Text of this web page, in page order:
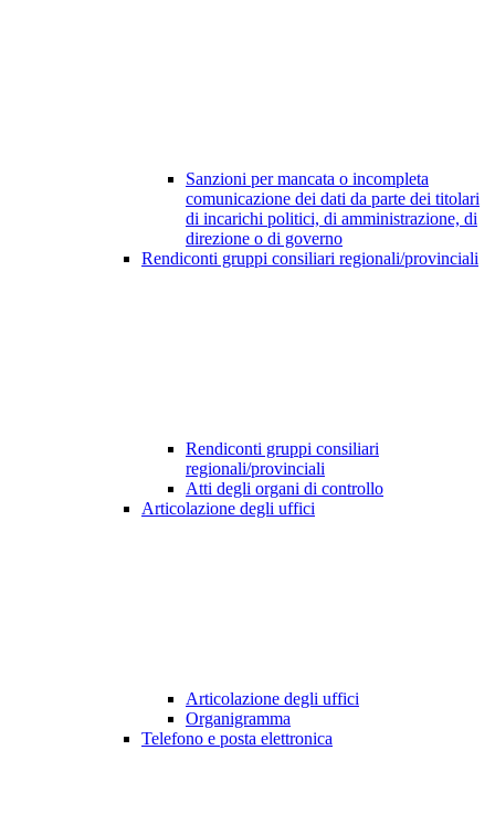
Sanzioni per mancata o incompleta
comunicazione dei dati da parte dei titolari
di incarichi politici, di amministrazione, di
direzione o di governo
Rendiconti gruppi consiliari regionali/provinciali
Rendiconti gruppi consiliari
regionali/provinciali
Atti degli organi di controllo
Articolazione degli uffici
Articolazione degli uffici
Organigramma
Telefono e posta elettronica